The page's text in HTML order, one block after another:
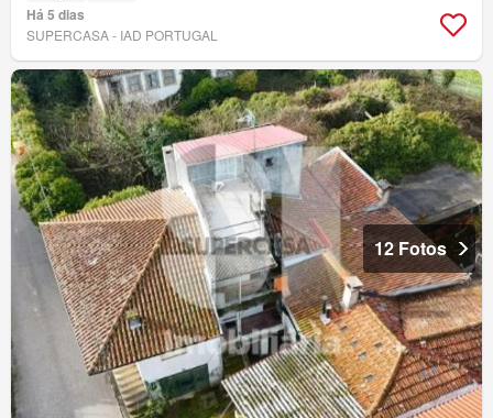
Há 5 dias
SUPERCASA - IAD PORTUGAL
12 Fotos